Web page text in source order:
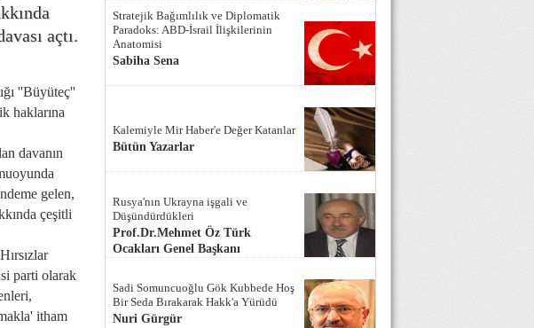
açtı.
''Büyüteç''
haklarına
davanın
gelen,
çeşitli
parti olarak
itham
Stratejik Bağımlılık ve Diplomatik
Paradoks: ABD-İsrail İlişkilerinin
Anatomisi
Sabiha Sena
Kalemiyle Mir Haber'e Değer Katanlar
Bütün Yazarlar
Rusya'nın Ukrayna işgali ve
Düşündürdükleri
Prof.Dr.Mehmet Öz Türk
Ocakları Genel Başkanı
Sadi Somuncuoğlu Gök Kubbede Hoş
Bir Seda Bırakarak Hakk'a Yürüdü
Nuri Gürgür